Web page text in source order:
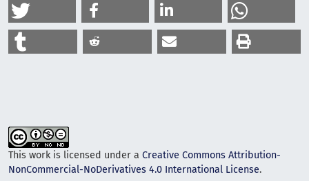
This work is licensed under a Creative Commons Attribution-
NonCommercial-NoDerivatives 4.0 International License.